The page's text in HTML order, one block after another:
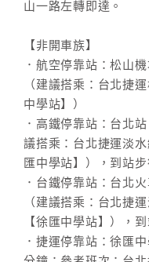
山一路左轉即達。
【非開車族】
．航空停靠站：松山
（建議搭乘：台北捷
中學站】）
．高鐵停靠站：台北
議搭乘：台北捷運淡
匯中學站】），到站
．台鐵停靠站：台北
（建議搭乘：台北捷
【徐匯中學站】），
．捷運停靠站：徐匯